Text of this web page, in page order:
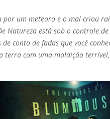
um meteoro e o mal criou
está sob o controle de
conto de fadas que você
com uma maldição